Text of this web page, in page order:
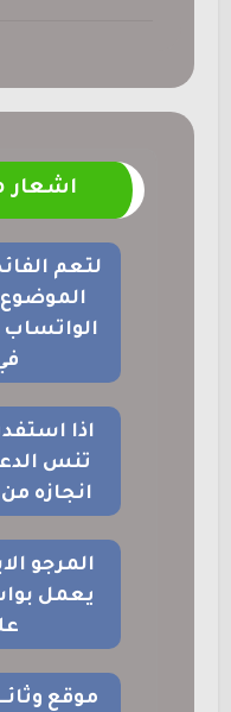
اشعار
لتعم
الواتساب
اذا
تنس
انجازه
المرجو
يعمل
موقع